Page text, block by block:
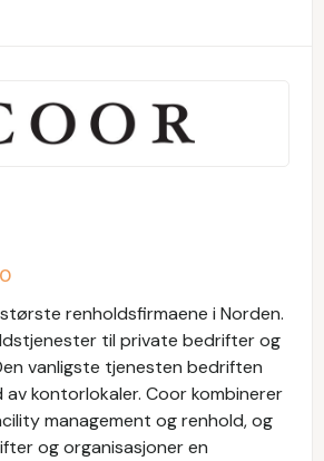
renholdsfirmaene i Norden.
til private bedrifter og
vanligste tjenesten bedriften
av kontorlokaler. Coor kombinerer
management og renhold, og
og organisasjoner en